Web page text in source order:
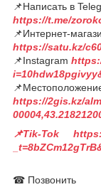
📌Написать в
https://t.me/
📌Интернет-
https://satu.kz/
📌Instagram
https://2gis.kz/
📌Tik-Tok
☎ Позвонить